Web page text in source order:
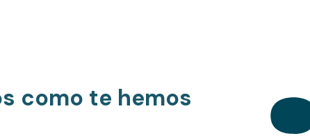
como te hemos